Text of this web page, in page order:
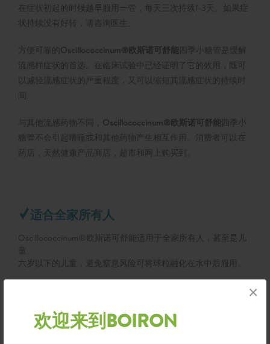
×
欢迎来到BOIRON
在症状初起的时候越早服用一管，每天三次持续1-3天。如果症
状持续没有好转，请咨询医生。
方便可靠的 Oscillococcinum®欧斯诺可舒能四季小糖管是缓解
流感样症状的首选。在临床试验中已经证明了它的效用，既可
以减轻流感症状的严重程度，又可以缩短其流感症状的持续时
间.
与其他流感药物不同， Oscillococcinum®欧斯诺可舒能四季小
糖管不会引起嗜睡或和其他药物产生相互作用。消费者可以在
药店，天然健康产品商店，超市和网上购买到。
适合全家所有人
Oscillococcinum®欧斯诺可舒能适用于全家所有人，甚至是儿
童
六岁以下的儿童，避免窒息风险可将球粒融化在水中后服用。
单管剂量设计适合外出时使用。Oscillococcinum®欧斯诺可舒
能容易服用: 无需用水或杯子，将整管内容倒入舌下自然溶解即